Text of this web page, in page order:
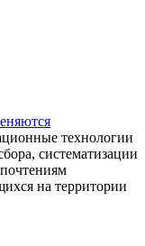
технологии
систематизации
на территории